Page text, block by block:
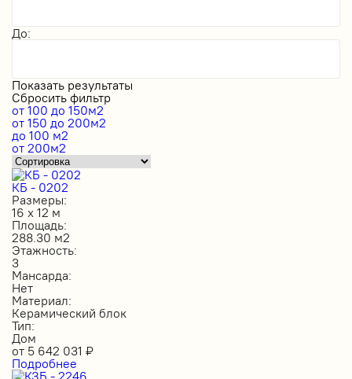
До:
Показать результаты
Сбросить фильтр
от 100 до 150м2
от 150 до 200м2
до 100 м2
от 200м2
КБ - 0202
Размеры:
16 х 12 м
Площадь:
288.30 м2
Этажность:
3
Мансарда:
Нет
Материал:
Керамический блок
Тип:
Дом
от 5 642 031 ₽
Подробнее